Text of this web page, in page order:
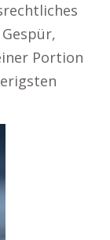
Portion